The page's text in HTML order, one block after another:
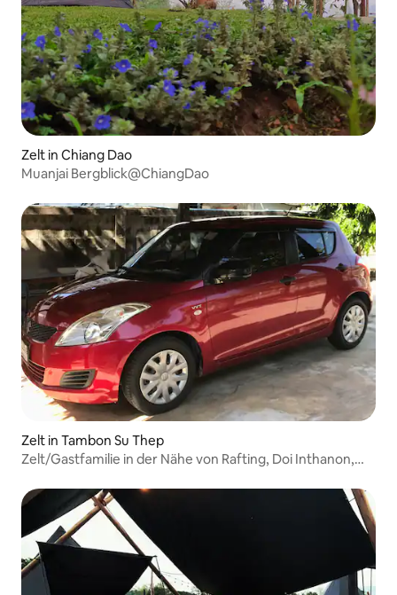
Zelt in Chiang Dao
Muanjai Bergblick@ChiangDao
Zelt in Tambon Su Thep
Zelt/Gastfamilie in der Nähe von Rafting, Doi Inthanon,